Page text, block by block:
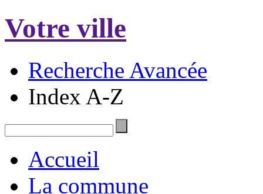
Votre ville
Recherche Avancée
Index A-Z
Accueil
La commune